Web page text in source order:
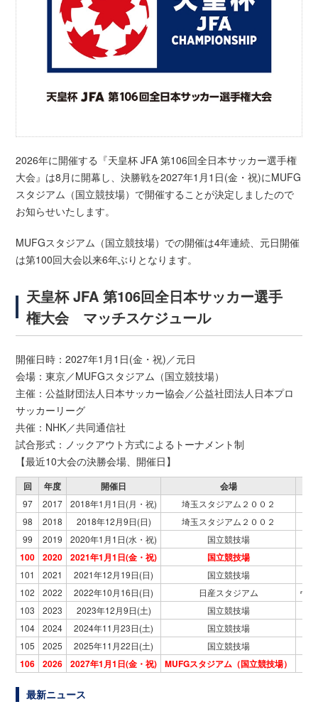
2026年に開催する『天皇杯 JFA 第106回全日本サッカー選手権
大会』は8月に開幕し、決勝戦を2027年1月1日(金・祝)にMUFG
スタジアム（国立競技場）で開催することが決定しましたので
お知らせいたします。
MUFGスタジアム（国立競技場）での開催は4年連続、元日開催
は第100回大会以来6年ぶりとなります。
天皇杯 JFA 第106回全日本サッカー選手
権大会 マッチスケジュール
開催日時：2027年1月1日(金・祝)／元日
会場：東京／MUFGスタジアム（国立競技場）
主催：公益財団法人日本サッカー協会／公益社団法人日本プロ
サッカーリーグ
共催：NHK／共同通信社
試合形式：ノックアウト方式によるトーナメント制
【最近10大会の決勝会場、開催日】
回 年度 開催日 会場
97 2017 2018年1月1日(月・祝) 埼玉スタジアム２００２
98
2018 2018年12月9日(日) 埼玉スタジアム２００２
99
2019 2020年1月1日(水・祝) 国立競技場
100 2020 2021年1月1日(金・祝) 国立競技場
101 2021 2021年12月19日(日) 国立競技場
102
2022 2022年10月16日(日) 日産スタジアム
ヴ
103
2023 2023年12月9日(土) 国立競技場
104
2024 2024年11月23日(土) 国立競技場
105
2025 2025年11月22日(土) 国立競技場
106 2026 2027年1月1日(金・祝) MUFGスタジアム（国立競技場）
最新ニュース